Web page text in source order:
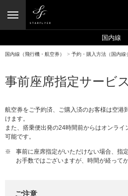
国内線（飛行機・航空券） > 予約・購入方法（国内線
事前座席指定サービ
航空券をご予約済、ご購入済のお客様は空港
けます。
また、搭乗便出発の24時間前からはオンラ
可能です。
※
事前に座席指定がいただけない場合、指
お手数ではございますが、時間が経って
ご注意
国内線